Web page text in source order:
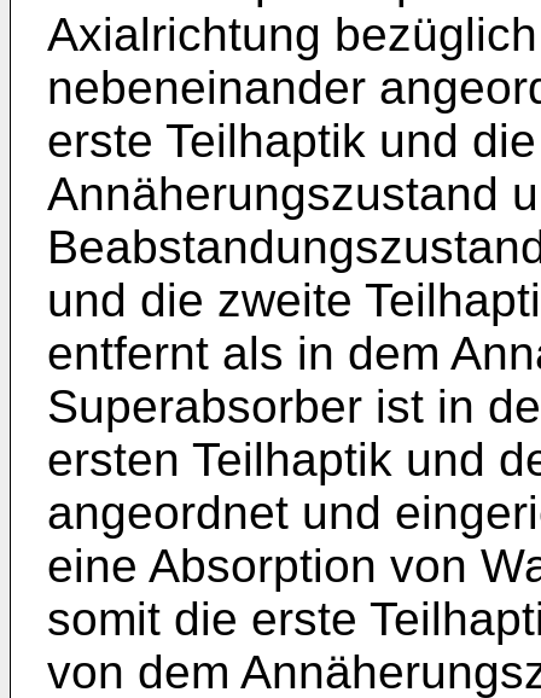
Axialrichtung
nebeneinander
erste Teilhaptik und
Annäherungszustand
und die zweite
entfernt als in dem
Superabsorber ist in
ersten Teilhaptik und
angeordnet und
eine Absorption von
somit die erste
von dem